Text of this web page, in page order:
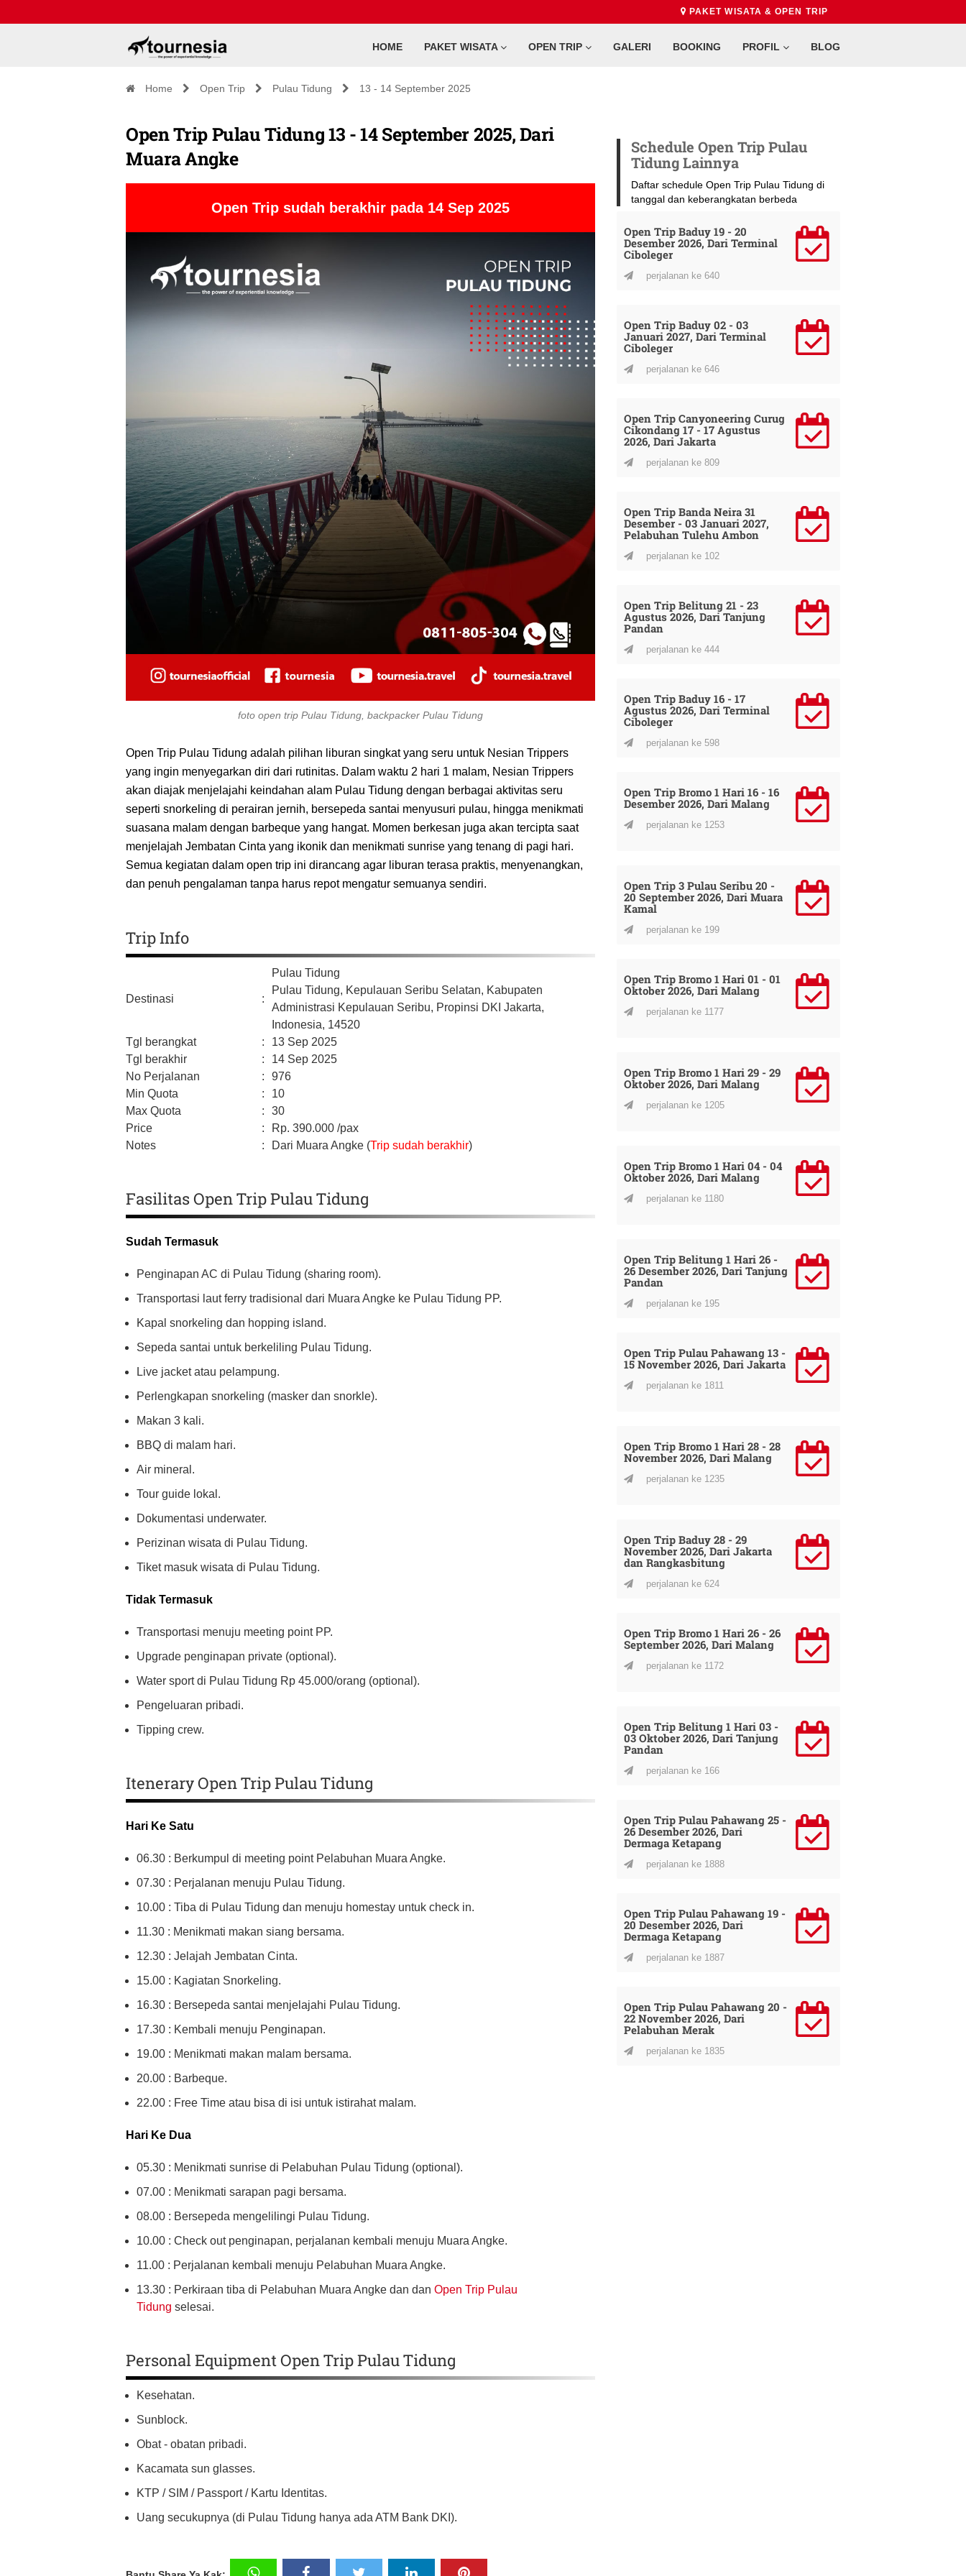
PAKET WISATA & OPEN TRIP
HOME PAKET WISATA OPEN TRIP GALERI BOOKING PROFIL BLOG
Home Open Trip Pulau Tidung 13 - 14 September 2025
Open Trip Pulau Tidung 13 - 14 September 2025, Dari
Muara Angke
Open Trip sudah berakhir pada 14 Sep 2025
foto open trip Pulau Tidung, backpacker Pulau Tidung
Open Trip Pulau Tidung adalah pilihan liburan singkat yang seru untuk Nesian Trippers
yang ingin menyegarkan diri dari rutinitas. Dalam waktu 2 hari 1 malam, Nesian Trippers
akan diajak menjelajahi keindahan alam Pulau Tidung dengan berbagai aktivitas seru
seperti snorkeling di perairan jernih, bersepeda santai menyusuri pulau, hingga menikmati
suasana malam dengan barbeque yang hangat. Momen berkesan juga akan tercipta saat
menjelajah Jembatan Cinta yang ikonik dan menikmati sunrise yang tenang di pagi hari.
Semua kegiatan dalam open trip ini dirancang agar liburan terasa praktis, menyenangkan,
dan penuh pengalaman tanpa harus repot mengatur semuanya sendiri.
Trip Info
Destinasi :
Pulau Tidung
Pulau Tidung, Kepulauan Seribu Selatan, Kabupaten
Administrasi Kepulauan Seribu, Propinsi DKI Jakarta,
Indonesia, 14520
Tgl berangkat
:
13 Sep 2025
Tgl berakhir
:
14 Sep 2025
No Perjalanan
:
976
Min Quota
:
10
Max Quota
:
30
Price
: Rp. 390.000 /pax
Notes
: Dari Muara Angke (Trip sudah berakhir)
Fasilitas Open Trip Pulau Tidung
Sudah Termasuk
Penginapan AC di Pulau Tidung (sharing room).
Transportasi laut ferry tradisional dari Muara Angke ke Pulau Tidung PP.
Kapal snorkeling dan hopping island.
Sepeda santai untuk berkeliling Pulau Tidung.
Live jacket atau pelampung.
Perlengkapan snorkeling (masker dan snorkle).
Makan 3 kali.
BBQ di malam hari.
Air mineral.
Tour guide lokal.
Dokumentasi underwater.
Perizinan wisata di Pulau Tidung.
Tiket masuk wisata di Pulau Tidung.
Tidak Termasuk
Transportasi menuju meeting point PP.
Upgrade penginapan private (optional).
Water sport di Pulau Tidung Rp 45.000/orang (optional).
Pengeluaran pribadi.
Tipping crew.
Itenerary Open Trip Pulau Tidung
Hari Ke Satu
06.30 : Berkumpul di meeting point Pelabuhan Muara Angke.
07.30 : Perjalanan menuju Pulau Tidung.
10.00 : Tiba di Pulau Tidung dan menuju homestay untuk check in.
11.30 : Menikmati makan siang bersama.
12.30 : Jelajah Jembatan Cinta.
15.00 : Kagiatan Snorkeling.
16.30 : Bersepeda santai menjelajahi Pulau Tidung.
17.30 : Kembali menuju Penginapan.
19.00 : Menikmati makan malam bersama.
20.00 : Barbeque.
22.00 : Free Time atau bisa di isi untuk istirahat malam.
Hari Ke Dua
05.30 : Menikmati sunrise di Pelabuhan Pulau Tidung (optional).
07.00 : Menikmati sarapan pagi bersama.
08.00 : Bersepeda mengelilingi Pulau Tidung.
10.00 : Check out penginapan, perjalanan kembali menuju Muara Angke.
11.00 : Perjalanan kembali menuju Pelabuhan Muara Angke.
13.30 : Perkiraan tiba di Pelabuhan Muara Angke dan dan Open Trip Pulau
Tidung selesai.
Personal Equipment Open Trip Pulau Tidung
Kesehatan.
Sunblock.
Obat - obatan pribadi.
Kacamata sun glasses.
KTP / SIM / Passport / Kartu Identitas.
Uang secukupnya (di Pulau Tidung hanya ada ATM Bank DKI).
Schedule Open Trip Pulau
Tidung Lainnya
Daftar schedule Open Trip Pulau Tidung di
tanggal dan keberangkatan berbeda
Open Trip Baduy 19 - 20
Desember 2026, Dari Terminal
Ciboleger
perjalanan ke 640
Open Trip Baduy 02 - 03
Januari 2027, Dari Terminal
Ciboleger
perjalanan ke 646
Open Trip Canyoneering Curug
Cikondang 17 - 17 Agustus
2026, Dari Jakarta
perjalanan ke 809
Open Trip Banda Neira 31
Desember - 03 Januari 2027,
Pelabuhan Tulehu Ambon
perjalanan ke 102
Open Trip Belitung 21 - 23
Agustus 2026, Dari Tanjung
Pandan
perjalanan ke 444
Open Trip Baduy 16 - 17
Agustus 2026, Dari Terminal
Ciboleger
perjalanan ke 598
Open Trip Bromo 1 Hari 16 - 16
Desember 2026, Dari Malang
perjalanan ke 1253
Open Trip 3 Pulau Seribu 20 -
20 September 2026, Dari Muara
Kamal
perjalanan ke 199
Open Trip Bromo 1 Hari 01 - 01
Oktober 2026, Dari Malang
perjalanan ke 1177
Open Trip Bromo 1 Hari 29 - 29
Oktober 2026, Dari Malang
perjalanan ke 1205
Open Trip Bromo 1 Hari 04 - 04
Oktober 2026, Dari Malang
perjalanan ke 1180
Open Trip Belitung 1 Hari 26 -
26 Desember 2026, Dari Tanjung
Pandan
perjalanan ke 195
Open Trip Pulau Pahawang 13 -
15 November 2026, Dari Jakarta
perjalanan ke 1811
Open Trip Bromo 1 Hari 28 - 28
November 2026, Dari Malang
perjalanan ke 1235
Open Trip Baduy 28 - 29
November 2026, Dari Jakarta
dan Rangkasbitung
perjalanan ke 624
Open Trip Bromo 1 Hari 26 - 26
September 2026, Dari Malang
perjalanan ke 1172
Open Trip Belitung 1 Hari 03 -
03 Oktober 2026, Dari Tanjung
Pandan
perjalanan ke 166
Open Trip Pulau Pahawang 25 -
26 Desember 2026, Dari
Dermaga Ketapang
perjalanan ke 1888
Open Trip Pulau Pahawang 19 -
20 Desember 2026, Dari
Dermaga Ketapang
perjalanan ke 1887
Open Trip Pulau Pahawang 20 -
22 November 2026, Dari
Pelabuhan Merak
perjalanan ke 1835